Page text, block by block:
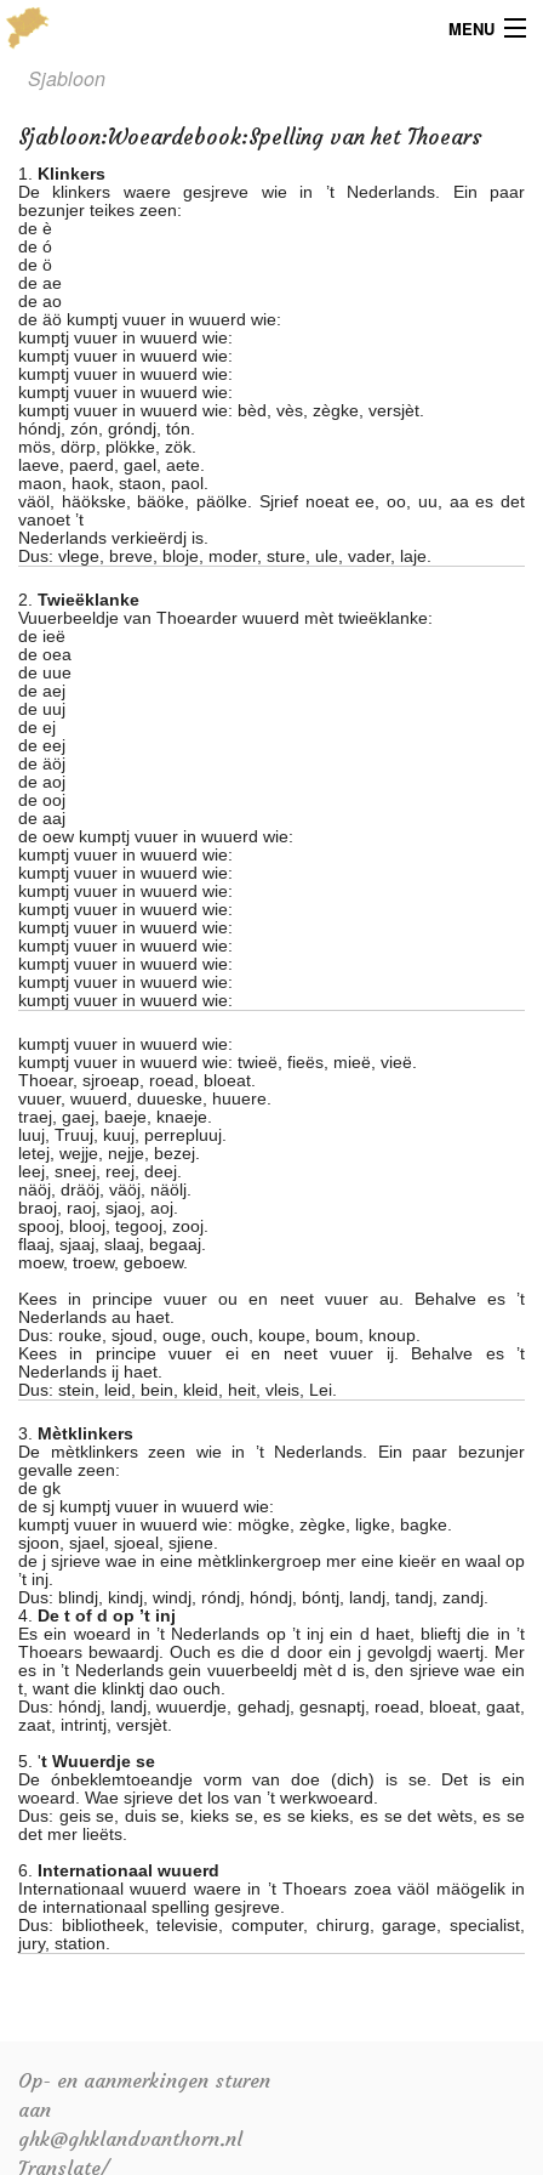
MENU
Menu
Publicaties
Dialect
Locaties
Kaarten
Overig
Verenigingsinfo
Sjabloon
Sjabloon:Woeardebook:Spelling van het Thoears
1. Klinkers
De klinkers waere gesjreve wie in ’t Nederlands. Ein paar
bezunjer teikes zeen:
de è
de ó
de ö
de ae
de ao
de äö kumptj vuuer in wuuerd wie:
kumptj vuuer in wuuerd wie:
kumptj vuuer in wuuerd wie:
kumptj vuuer in wuuerd wie:
kumptj vuuer in wuuerd wie:
kumptj vuuer in wuuerd wie: bèd, vès, zègke, versjèt.
hóndj, zón, gróndj, tón.
mös, dörp, plökke, zök.
laeve, paerd, gael, aete.
maon, haok, staon, paol.
väöl, häökske, bäöke, päölke. Sjrief noeat ee, oo, uu, aa es det
vanoet ’t
Nederlands verkieërdj is.
Dus: vlege, breve, bloje, moder, sture, ule, vader, laje.
2. Twieëklanke
Vuuerbeeldje van Thoearder wuuerd mèt twieëklanke:
de ieë
de oea
de uue
de aej
de uuj
de ej
de eej
de äöj
de aoj
de ooj
de aaj
de oew kumptj vuuer in wuuerd wie:
kumptj vuuer in wuuerd wie:
kumptj vuuer in wuuerd wie:
kumptj vuuer in wuuerd wie:
kumptj vuuer in wuuerd wie:
kumptj vuuer in wuuerd wie:
kumptj vuuer in wuuerd wie:
kumptj vuuer in wuuerd wie:
kumptj vuuer in wuuerd wie:
kumptj vuuer in wuuerd wie:
kumptj vuuer in wuuerd wie:
kumptj vuuer in wuuerd wie: twieë, fieës, mieë, vieë.
Thoear, sjroeap, roead, bloeat.
vuuer, wuuerd, duueske, huuere.
traej, gaej, baeje, knaeje.
luuj, Truuj, kuuj, perrepluuj.
letej, wejje, nejje, bezej.
leej, sneej, reej, deej.
näöj, dräöj, väöj, näölj.
braoj, raoj, sjaoj, aoj.
spooj, blooj, tegooj, zooj.
flaaj, sjaaj, slaaj, begaaj.
moew, troew, geboew.
Kees in principe vuuer ou en neet vuuer au. Behalve es ’t
Nederlands au haet.
Dus: rouke, sjoud, ouge, ouch, koupe, boum, knoup.
Kees in principe vuuer ei en neet vuuer ij. Behalve es ’t
Nederlands ij haet.
Dus: stein, leid, bein, kleid, heit, vleis, Lei.
3. Mètklinkers
De mètklinkers zeen wie in ’t Nederlands. Ein paar bezunjer
gevalle zeen:
de gk
de sj kumptj vuuer in wuuerd wie:
kumptj vuuer in wuuerd wie: mögke, zègke, ligke, bagke.
sjoon, sjael, sjoeal, sjiene.
de j sjrieve wae in eine mètklinkergroep mer eine kieër en waal op
’t inj.
Dus: blindj, kindj, windj, róndj, hóndj, bóntj, landj, tandj, zandj.
4. De t of d op ’t inj
Es ein woeard in ’t Nederlands op ’t inj ein d haet, blieftj die in ’t
Thoears bewaardj. Ouch es die d door ein j gevolgdj waertj. Mer
es in ’t Nederlands gein vuuerbeeldj mèt d is, den sjrieve wae ein
t, want die klinktj dao ouch.
Dus: hóndj, landj, wuuerdje, gehadj, gesnaptj, roead, bloeat, gaat,
zaat, intrintj, versjèt.
5. 't Wuuerdje se
De ónbeklemtoeandje vorm van doe (dich) is se. Det is ein
woeard. Wae sjrieve det los van ’t werkwoeard.
Dus: geis se, duis se, kieks se, es se kieks, es se det wèts, es se
det mer lieëts.
6. Internationaal wuuerd
Internationaal wuuerd waere in ’t Thoears zoea väöl mäögelik in
de internationaal spelling gesjreve.
Dus: bibliotheek, televisie, computer, chirurg, garage, specialist,
jury, station.
Op- en aanmerkingen sturen
aan
ghk@ghklandvanthorn.nl
Translate/